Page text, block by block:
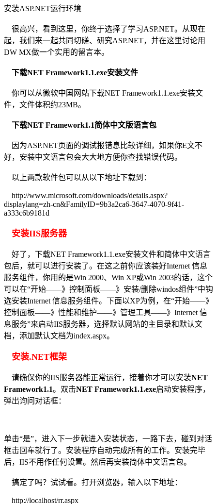
安装ASP.NET运行环境
很高兴，看到这里，你终于选择了学习ASP.NET。从现在
起，我们来一起共同切磋、研究ASP.NET，并在这里讨论用
DW MX做一个实用的留言本。
下载NET Framework1.1.exe安装文件
你可以从微软中国网站下载NET Framework1.1.exe安装文
件，文件体积约23MB。
下载NET Framework1.1简体中文版语言包
因为ASP.NET页面的调试报错息比较详细，如果你E文不
好，安装中文语言包会大大地方便你查找错误代码。
以上两款软件包可以从以下地址下载到：
http://www.microsoft.com/downloads/details.aspx?
displaylang=zh-cn&FamilyID=9b3a2ca6-3647-4070-9f41-
a333c6b9181d
安装IIS服务器
好了，下载NET Framework1.1.exe安装文件和简体中文语言
包后，就可以进行安装了。在这之前你应该装好Internet 信息
服务组件，你用的是Win 2000、Win XP或Win 2003的话，这个
可以在“开始——》控制面板——》安装/删除windos组件”中钩
选安装Internet 信息服务组件。下面以XP为例，在“开始——》
控制面板——》性能和维护——》管理工具——》Internet 信
息服务”来启动IIS服务器，选择默认网站的主目录和默认文
档，添加默认文档为index.aspx。
安装.NET框架
请确保你的IIS服务器能正常运行，接着你才可以安装NET
Framework1.1。双击NET Framework1.1.exe启动安装程序，
弹出询问对话框：
单击“是”，进入下一步就进入安装状态，一路下去，碰到对话
框击回车就行了。安装程序自动完成所有的工作。安装完毕
后，IIS不用作任何设置。然后再安装简体中文语言包。
搞定了吗？试试看。打开浏览器，输入以下地址：
http://localhost/rr.aspx